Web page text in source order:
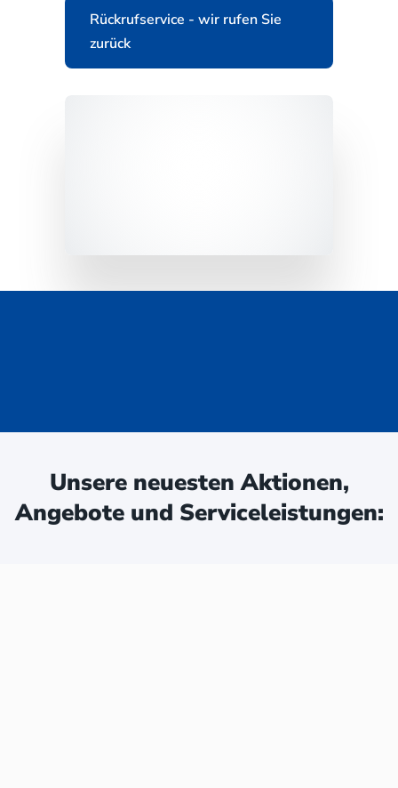
Rückrufservice - wir rufen Sie
zurück
Unsere neuesten Aktionen,
Angebote und Serviceleistungen: